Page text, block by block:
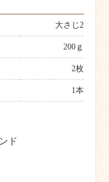
大さじ2
200ｇ
2枚
1本
ド